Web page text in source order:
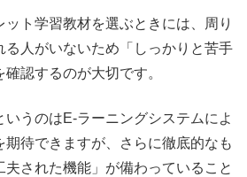
ト学習教材を選ぶときには、周り
る人がいないため「しっかりと苦手
認するのが大切です。
いうのはE-ラーニングシステムによ
期待できますが、さらに徹底的なも
された機能」が備わっていること